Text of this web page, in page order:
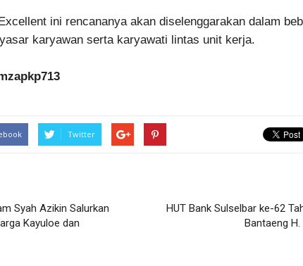
ini rencananya akan diselenggarakan dalam
karyawan serta karyawati lintas unit kerja.
Twitter
Syah Azikin Salurkan
Kayuloe dan
HUT Bank Sulselbar ke-62
Bantaeng